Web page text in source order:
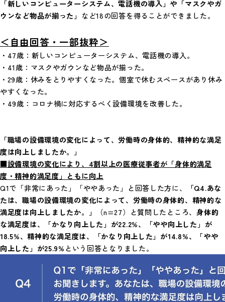
「新しいコンピューターシステム、電話機の導入」や「マスクやガ
ウンなど物品が揃った」 など18の回答を得ることができました。
＜自由回答・一部抜粋＞
・47歳：新しいコンピューターシステム、電話機の導入。
・41歳：マスクやガウンなど物品が揃った。
・29歳：休みをとりやすくなった。個室で休むスペースがあり休み
やすくなった。
・49歳：コロナ禍に対応するべく設備環境を改善した。
「職場の設備環境の変化によって、労働時の身体的、精神的な満足
度は向上しましたか。」
■設備環境の変化により、4割以上の医療従事者が「身体的満足
度・精神的満足度」ともに向上
Q1で「非常にあった」「ややあった」と回答した方に、
「Q4.あな
たは、職場の設備環境の変化によって、労働時の身体的、精神的な
満足度は向上しましたか。」
（n=27）と質問したところ、身体的
な満足度は、「かなり向上した」が22.2%、「やや向上した」が
18.5%、精神的な満足度は、「かなり向上した」が14.8%、「やや
向上した」が25.9%という回答となりました。